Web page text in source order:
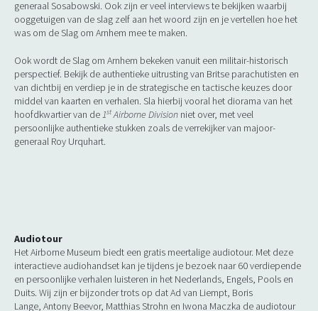
generaal Sosabowski. Ook zijn er veel interviews te bekijken waarbij
ooggetuigen van de slag zelf aan het woord zijn en je vertellen hoe het
was om de Slag om Arnhem mee te maken.
Ook wordt de Slag om Arnhem bekeken vanuit een militair-historisch
perspectief. Bekijk de authentieke uitrusting van Britse parachutisten en
van dichtbij en verdiep je in de strategische en tactische keuzes door
middel van kaarten en verhalen. Sla hierbij vooral het diorama van het
hoofdkwartier van de1stAirborne Division niet over, met veel
persoonlijke authentieke stukken zoals de verrekijker van majoor-
generaal Roy Urquhart.
Audiotour
Het Airborne Museum biedt een gratis meertalige audiotour. Met deze
interactieve audiohandset kan je tijdens je bezoek naar 60 verdiepende
en persoonlijke verhalen luisteren in het Nederlands, Engels, Pools en
Duits. Wij zijn er bijzonder trots op dat Ad van Liempt, Boris
Lange, Antony Beevor, Matthias Strohn en Iwona Maczka de audiotour